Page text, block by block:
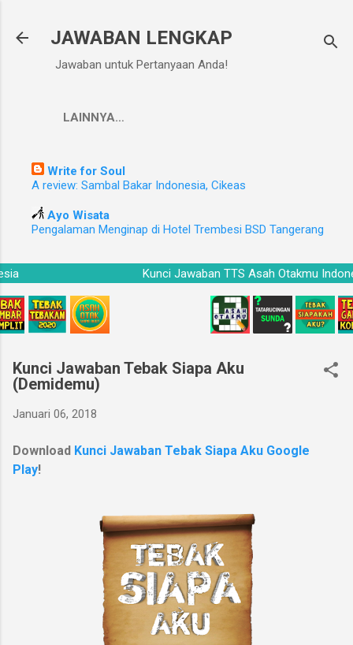
JAWABAN LENGKAP
Jawaban untuk Pertanyaan Anda!
LAINNYA…
Write for Soul
A review: Sambal Bakar Indonesia, Cikeas
Ayo Wisata
Pengalaman Menginap di Hotel Trembesi BSD Tangerang
Kunci Jawaban TTS Asah Otakmu
Kunci Jawaban Tebak Siapa Aku
(Demidemu)
Januari 06, 2018
Download Kunci Jawaban Tebak Siapa Aku Google
Play!